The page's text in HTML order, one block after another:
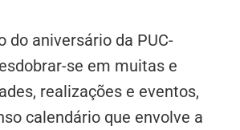
do aniversário da PUC-
se em muitas e
realizações e eventos,
calendário que envolve a